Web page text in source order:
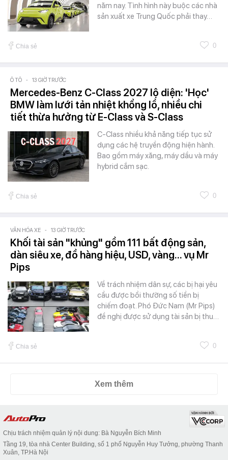
năm nay. Tình hình này buộc các nhà
sản xuất xe Trung Quốc phải thay…
Chia sẻ 0
Ô TÔ - 13 GIỜ TRƯỚC
Mercedes-Benz C-Class 2027 lộ diện: 'Học'
BMW làm lưới tản nhiệt khổng lồ, nhiều chi
tiết thừa hưởng từ E-Class và S-Class
C-Class nhiều khả năng tiếp tục sử
dụng các hệ truyền động hiện hành.
Bao gồm máy xăng, máy dầu và máy
hybrid cắm sạc.
Chia sẻ 0
VĂN HÓA XE - 13 GIỜ TRƯỚC
Khối tài sản "khủng" gồm 111 bất động sản,
dàn siêu xe, đồ hàng hiệu, USD, vàng... vụ Mr
Pips
Về trách nhiệm dân sự, các bị hại yêu
cầu được bồi thường số tiền bị
chiếm đoạt. Phó Đức Nam (Mr Pips)
đề nghị được sử dụng tài sản bị thu…
Chia sẻ 0
Xem thêm
Chịu trách nhiệm quản lý nội dung: Bà Nguyễn Bích Minh
Tầng 19, tòa nhà Center Building, số 1 phố Nguyễn Huy Tưởng, phường Thanh
Xuân, TP.Hà Nội